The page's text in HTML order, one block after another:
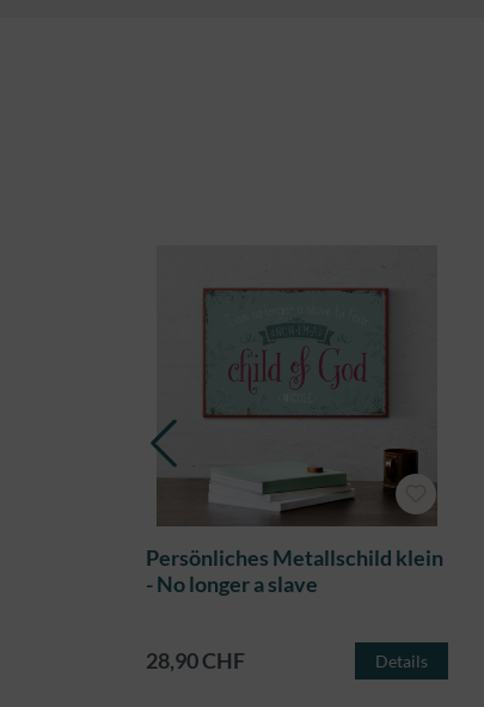
Persönliches Metallschild klein
- No longer a slave
28,90 CHF Details